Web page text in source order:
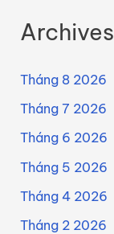
Archives
Tháng 8 2026
Tháng 7 2026
Tháng 6 2026
Tháng 5 2026
Tháng 4 2026
Tháng 2 2026